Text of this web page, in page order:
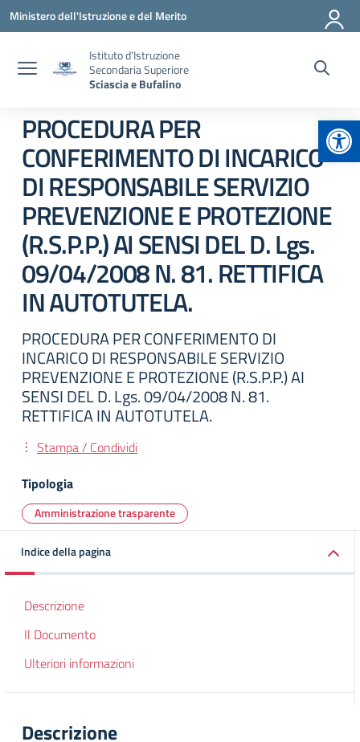
Vai ai contenuti
Vai al menu di navigazione
Vai al footer
Ministero dell'Istruzione e del Merito
Istituto d'Istruzione
Secondaria Superiore
Sciascia e Bufalino
PROCEDURA PER
CONFERIMENTO DI INCARICO
DI RESPONSABILE SERVIZIO
PREVENZIONE E PROTEZIONE
(R.S.P.P.) AI SENSI DEL D. Lgs.
09/04/2008 N. 81. RETTIFICA
IN AUTOTUTELA.
PROCEDURA PER CONFERIMENTO DI
INCARICO DI RESPONSABILE SERVIZIO
PREVENZIONE E PROTEZIONE (R.S.P.P.) AI
SENSI DEL D. Lgs. 09/04/2008 N. 81.
RETTIFICA IN AUTOTUTELA.
Stampa / Condividi
Tipologia
Amministrazione trasparente
Indice della pagina
Descrizione
Il Documento
Ulteriori informazioni
Descrizione